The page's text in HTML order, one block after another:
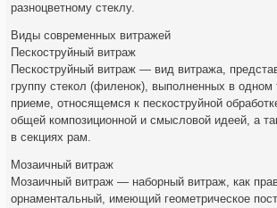
разноцветному стеклу.
Виды современных витражей
Пескоструйный витраж
Пескоструйный витраж — вид витража,
группу стекол (филенок), выполненных в одном
приеме, относящемся к пескоструйной
общей композиционной и смысловой идеей, а
в секциях рам.
Мозаичный витраж
Мозаичный витраж — наборный витраж, как
орнаментальный, имеющий геометрическое